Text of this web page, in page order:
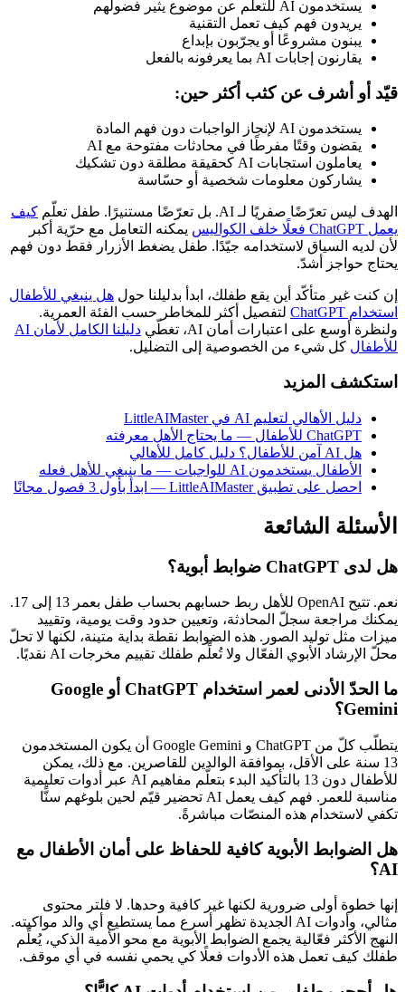
يستخدمون AI للتعلّم عن موضوع يثير فضولهم
يريدون فهم كيف تعمل التقنية
يبنون مشروعًا أو يجرّبون بإبداع
يقارنون إجابات AI بما يعرفونه بالفعل
قيّد أو أشرف عن كثب أكثر حين:
يستخدمون AI لإنجاز الواجبات دون فهم المادة
يقضون وقتًا مفرطًا في محادثات مفتوحة مع AI
يعاملون استجابات AI كحقيقة مطلقة دون تشكيك
يشاركون معلومات شخصية أو حسّاسة
الهدف ليس تعرّضًا صفريًا لـ AI. بل تعرّضًا مستنيرًا. طفل تعلّم
كيف
يعمل ChatGPT فعلًا خلف الكواليس
يمكنه التعامل مع حرّية أكبر
لأن لديه السياق لاستخدامه جيّدًا. طفل يضغط الأزرار فقط دون فهم
يحتاج حواجز أشدّ.
إن كنت غير متأكّد أين يقع طفلك، ابدأ بدليلنا حول هل ينبغي للأطفال
استخدام ChatGPT
لتفصيل أكثر للمخاطر حسب الفئة العمرية.
ولنظرة أوسع على اعتبارات أمان AI، تغطّي
دليلنا الكامل لأمان AI
للأطفال كل شيء من الخصوصية إلى التضليل.
استكشف المزيد
دليل الأهالي لتعليم AI في LittleAIMaster
ChatGPT للأطفال — ما يحتاج الأهل معرفته
هل AI آمن للأطفال؟ دليل كامل للأهالي
الأطفال يستخدمون AI للواجبات — ما ينبغي للأهل فعله
احصل على تطبيق LittleAIMaster — ابدأ بأول 3 فصول مجانًا
الأسئلة الشائعة
هل لدى ChatGPT ضوابط أبوية؟
نعم. تتيح OpenAI للأهل ربط حسابهم بحساب طفل بعمر 13 إلى 17.
يمكنك مراجعة سجلّ المحادثة، وتعيين حدود وقت يومية، وتقييد
ميزات مثل توليد الصور. هذه الضوابط نقطة بداية متينة، لكنها لا تحلّ
محلّ الإرشاد الأبوي الفعّال ولا تُعلِّم طفلك تقييم مخرجات AI نقديًا.
ما الحدّ الأدنى لعمر استخدام ChatGPT أو Google
Gemini؟
يتطلّب كلّ من ChatGPT و Google Gemini أن يكون المستخدمون
13 سنة على الأقل، بموافقة الوالدين للقاصرين. مع ذلك، يمكن
للأطفال دون 13 بالتأكيد البدء بتعلّم مفاهيم AI عبر أدوات تعليمية
مناسبة للعمر. فهم كيف يعمل AI تحضير قيّم لحين بلوغهم سنًّا
تكفي لاستخدام هذه المنصّات مباشرةً.
هل الضوابط الأبوية كافية للحفاظ على أمان الأطفال مع
AI؟
إنها خطوة أولى ضرورية لكنها غير كافية وحدها. لا فلتر محتوى
مثالي، وأدوات AI الجديدة تظهر أسرع مما يستطيع أي والد مواكبته.
النهج الأكثر فعّالية يجمع الضوابط الأبوية مع محو الأمية الذكي، يُعلِّم
طفلك كيف تعمل هذه الأدوات فعلًا كي يحمي نفسه في أي موقف.